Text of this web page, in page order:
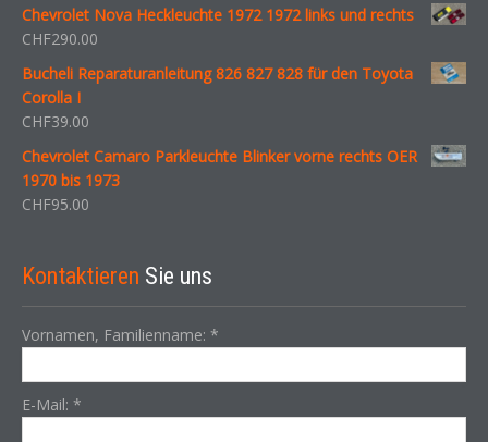
Chevrolet Nova Heckleuchte 1972 1972 links und rechts
CHF290.00
Bucheli Reparaturanleitung 826 827 828 für den Toyota
Corolla I
CHF39.00
Chevrolet Camaro Parkleuchte Blinker vorne rechts OER
1970 bis 1973
CHF95.00
Kontaktieren Sie uns
Vornamen, Familienname: *
E-Mail: *